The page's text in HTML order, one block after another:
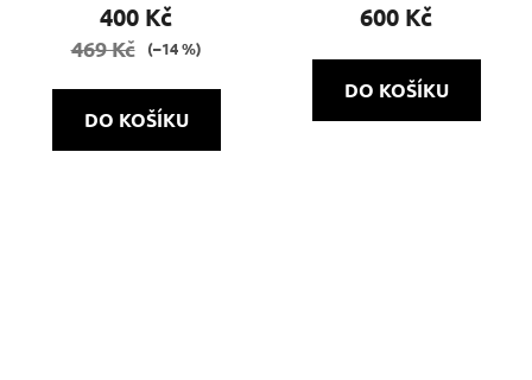
400 Kč
469 Kč (–14 %)
DO KOŠÍKU
600 Kč
DO KOŠÍKU